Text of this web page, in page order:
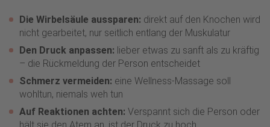
Die Wirbelsäule aussparen: direkt auf den Knochen wird
nicht gearbeitet, nur seitlich entlang der Muskulatur
Den Druck anpassen: lieber etwas zu sanft als zu kräftig
– die Rückmeldung der Person entscheidet
Schmerz vermeiden: eine Wellness-Massage soll
wohltun, niemals weh tun
Auf Reaktionen achten: Verspannt sich die Person oder